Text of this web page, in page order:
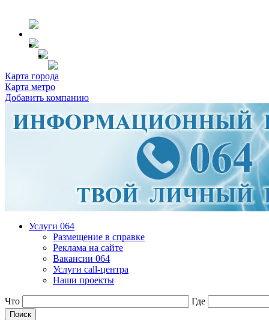
Карта города
Карта метро
Добавить компанию
Услуги 064
Размещение в справке
Реклама на сайте
Вакансии 064
Услуги call-центра
Наши проекты
Что Где